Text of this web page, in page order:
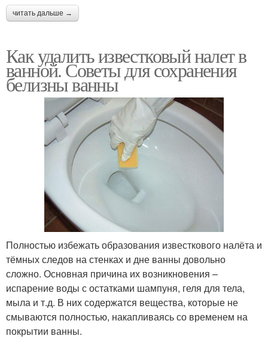
читать дальше →
Как удалить известковый налет в
ванной. Советы для сохранения
белизны ванны
Полностью избежать образования известкового налёта и
тёмных следов на стенках и дне ванны довольно
сложно. Основная причина их возникновения –
испарение воды с остатками шампуня, геля для тела,
мыла и т.д. В них содержатся вещества, которые не
смываются полностью, накапливаясь со временем на
покрытии ванны.